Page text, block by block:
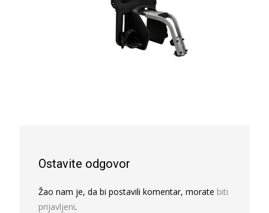
Ostavite odgovor
Žao nam je, da bi postavili komentar, morate biti
prijavljeni.